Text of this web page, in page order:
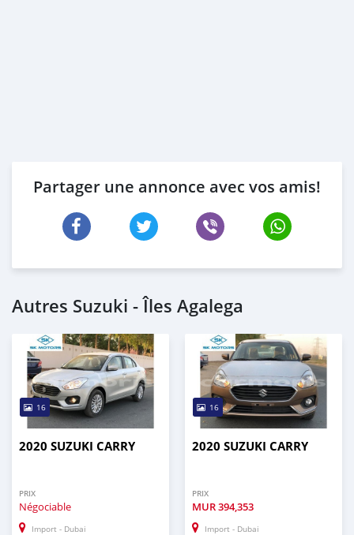
Partager une annonce avec vos amis!
Autres Suzuki - Îles Agalega
16
2020 SUZUKI CARRY
PRIX
Négociable
Import - Dubai
16
2020 SUZUKI CARRY
PRIX
MUR394,353
Import - Dubai